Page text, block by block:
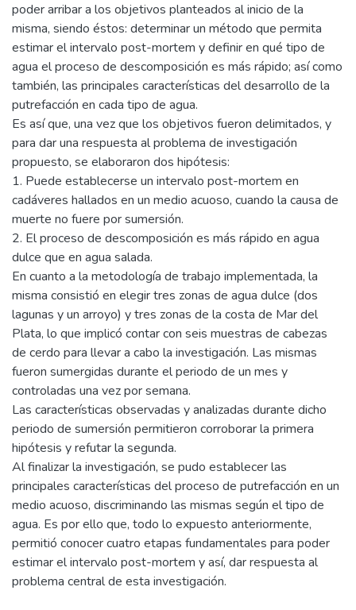
poder arribar a los objetivos planteados al inicio de la
misma, siendo éstos: determinar un método que permita
estimar el intervalo post-mortem y definir en qué tipo de
agua el proceso de descomposición es más rápido; así como
también, las principales características del desarrollo de la
putrefacción en cada tipo de agua.
Es así que, una vez que los objetivos fueron delimitados, y
para dar una respuesta al problema de investigación
propuesto, se elaboraron dos hipótesis:
1. Puede establecerse un intervalo post-mortem en
cadáveres hallados en un medio acuoso, cuando la causa de
muerte no fuere por sumersión.
2. El proceso de descomposición es más rápido en agua
dulce que en agua salada.
En cuanto a la metodología de trabajo implementada, la
misma consistió en elegir tres zonas de agua dulce (dos
lagunas y un arroyo) y tres zonas de la costa de Mar del
Plata, lo que implicó contar con seis muestras de cabezas
de cerdo para llevar a cabo la investigación. Las mismas
fueron sumergidas durante el periodo de un mes y
controladas una vez por semana.
Las características observadas y analizadas durante dicho
periodo de sumersión permitieron corroborar la primera
hipótesis y refutar la segunda.
Al finalizar la investigación, se pudo establecer las
principales características del proceso de putrefacción en un
medio acuoso, discriminando las mismas según el tipo de
agua. Es por ello que, todo lo expuesto anteriormente,
permitió conocer cuatro etapas fundamentales para poder
estimar el intervalo post-mortem y así, dar respuesta al